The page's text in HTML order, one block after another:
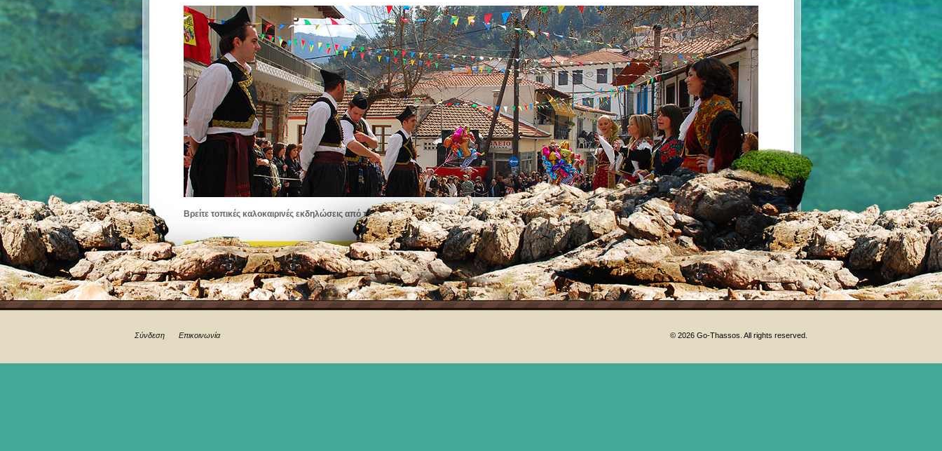
Βρείτε τοπικές καλοκαιρινές εκδηλώσεις από πανηγύρια, εκθέσεις τέχνης, μουσικές παραστάσεις και πολλά άλλα!
Δείτε τα γεγονότα στη Θάσο!
Σύνδεση Επικοινωνία © 2026 Go-Thassos. All rights reserved.